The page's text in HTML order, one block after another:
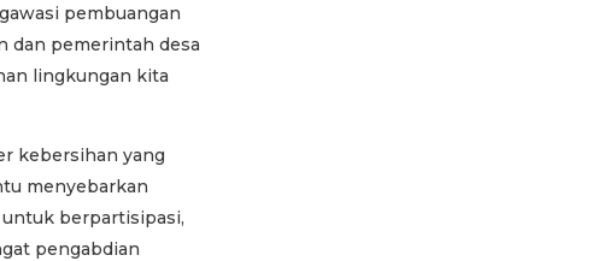
pembuangan
dan pemerintah desa
lingkungan kita
kebersihan yang
menyebarkan
berpartisipasi,
pengabdian